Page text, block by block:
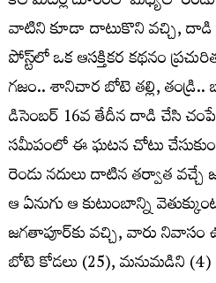
వాటిని కూడా దాటుకొని వచ్చి, దాడి
పోస్ట్‌లో ఒక ఆసక్తికర కథనం
గజం.. శానిచార బోటె తల్లి,
డిసెంబర్‌ 16వ తేదీన దాడి చేసి
సమీపంలో ఈ ఘటన చోటు
రెండు నదులు దాటిన తర్వాత
ఆ ఏనుగు ఆ కుటుంబాన్ని
జగతాపూర్‌కు వచ్చి, వారు నివాసం
బోటె కోడలు (25), మనుమడిని